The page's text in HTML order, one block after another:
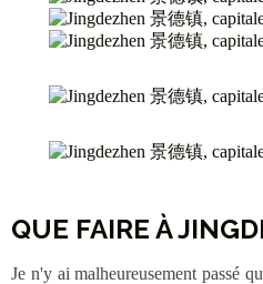
QUE FAIRE À
Je n'y ai malheureusement passé